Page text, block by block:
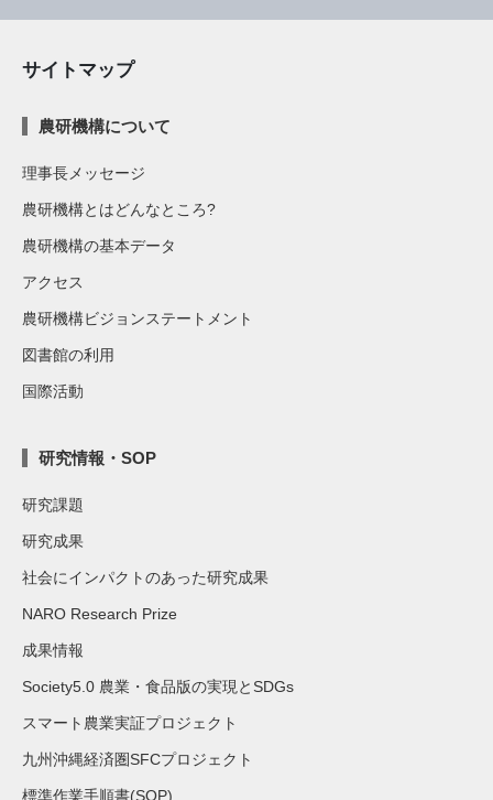
サイトマップ
農研機構について
理事長メッセージ
農研機構とはどんなところ?
農研機構の基本データ
アクセス
農研機構ビジョンステートメント
図書館の利用
国際活動
研究情報・SOP
研究課題
研究成果
社会にインパクトのあった研究成果
NARO Research Prize
成果情報
Society5.0 農業・食品版の実現とSDGs
スマート農業実証プロジェクト
九州沖縄経済圏SFCプロジェクト
標準作業手順書(SOP)